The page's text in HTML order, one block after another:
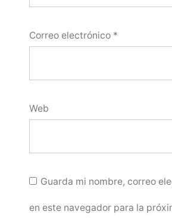
Correo electrónico *
Web
Guarda mi nombre, correo
en este navegador para la